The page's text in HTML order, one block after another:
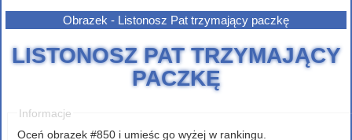
Obrazek - Listonosz Pat trzymający paczkę
LISTONOSZ PAT TRZYMAJĄCY
PACZKĘ
Informacje
Oceń obrazek #850 i umieśc go wyżej w rankingu.